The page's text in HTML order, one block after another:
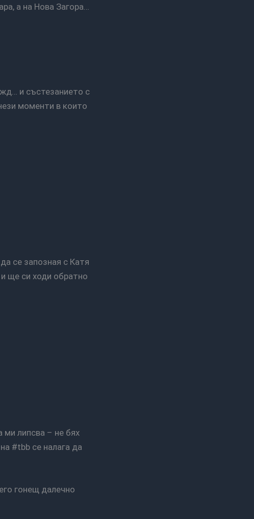
а на Нова Загора…
моменти в които
ще си ходи обратно
#tbb се налага да